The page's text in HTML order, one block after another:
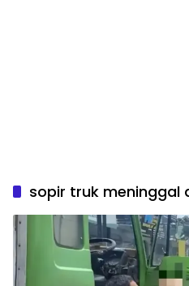
sopir truk meninggal